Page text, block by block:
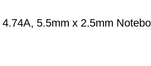
5.5mm x 2.5mm